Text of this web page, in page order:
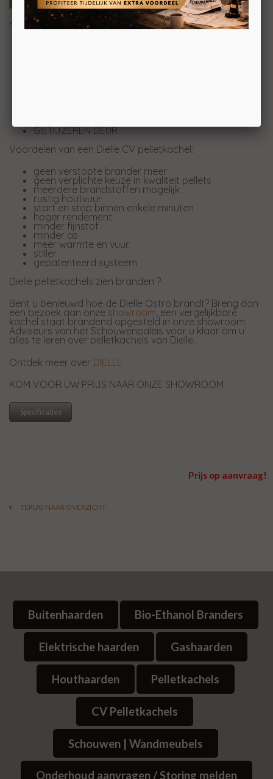
* ACS = interne tapwaterfunctie
GIETIJZEREN DEUR
Voordelen van een Dielle CV pelletkachel:
geen verstopte brander meer
geen verplichte keuze in kwaliteit pellets
meerdere brandstoffen mogelijk
rustig houtvuur
start en stop binnen enkele minuten
hoger rendement
minder fijnstof
minder as
meer warmte en vuur.
stiller
gepatenteerd systeem
Dielle pelletkachels zien branden ?
Bent u benieuwd hoe de Dielle Ostro brandt? Breng dan
een bezoek aan onze showroom, een vergelijkbare
kachel staat brandend opgesteld in onze showroom.
Adviseurs van het Schouwenpaleis voor u klaar om u
alles te leren over pelletkachels van Dielle.
Ontdek meer over DIELLE
KOM VOOR UW PRIJS NAAR ONZE SHOWROOM
Specificaties
Prijs op aanvraag!
TERUG NAAR OVERZICHT
Buitenhaarden Bio-Ethanol Branders
Elektrische haarden Gashaarden
Houthaarden Pelletkachels
CV Pelletkachels
Schouwen | Wandmeubels
Onderhoud aanvragen / Storing melden